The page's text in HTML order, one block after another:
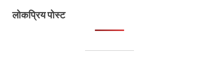
लोकप्रिय पोस्ट